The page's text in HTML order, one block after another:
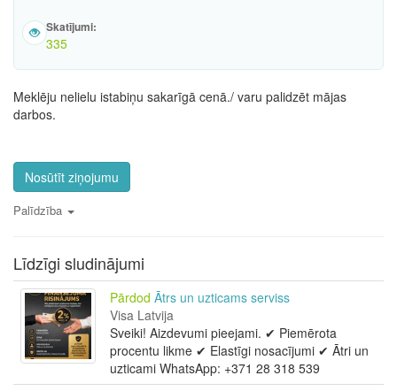
Skatījumi:
335
Meklēju nelielu istabiņu sakarīgā cenā./ varu palidzēt mājas
darbos.
Nosūtīt ziņojumu
Palīdzība
Līdzīgi sludinājumi
Pārdod Ātrs un uzticams serviss
Visa Latvija
Sveiki! Aizdevumi pieejami. ✔ Piemērota
procentu likme ✔ Elastīgi nosacījumi ✔ Ātri un
uzticami WhatsApp: +371 28 318 539